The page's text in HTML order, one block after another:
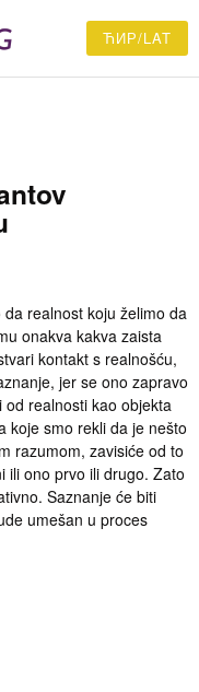
ЋИР/LAT
realnost koju želimo da
onakva kakva zaista
kontakt s realnošću,
jer se ono zapravo
realnosti kao objekta
koje smo rekli da je nešto
razumom, zavisiće od to
ili ono prvo ili drugo. Zato
Saznanje će biti
umešan u proces